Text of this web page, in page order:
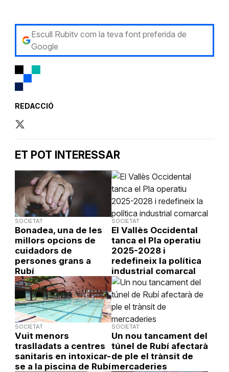
Escull Rubitv com la teva font preferida de
Google
REDACCIÓ
ET POT INTERESSAR
SOCIETAT
Bonadea, una de les
millors opcions de
cuidadors de
persones grans a
Rubí
SOCIETAT
El Vallès Occidental
tanca el Pla operatiu
2025-2028 i
redefineix la política
industrial comarcal
SOCIETAT
Vuit menors
traslladats a centres
sanitaris en intoxicar-
se a la piscina de Rubí
SOCIETAT
Un nou tancament del
túnel de Rubí afectarà
de ple el trànsit de
mercaderies